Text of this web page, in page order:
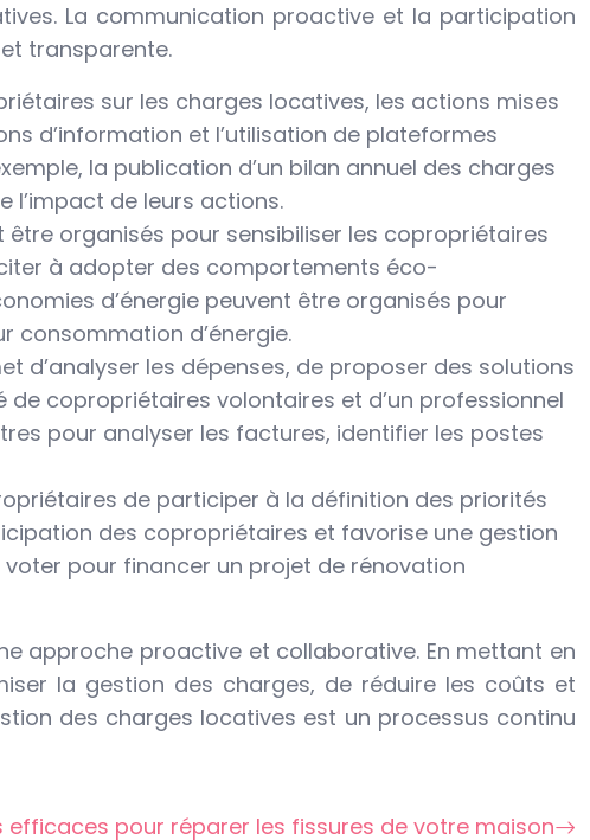
La communication proactive et la participation
transparente.
sur les charges locatives, les actions mises
d’information et l’utilisation de plateformes
la publication d’un bilan annuel des charges
l’impact de leurs actions.
organisés pour sensibiliser les copropriétaires
à adopter des comportements éco-
d’énergie peuvent être organisés pour
consommation d’énergie.
d’analyser les dépenses, de proposer des solutions
copropriétaires volontaires et d’un professionnel
pour analyser les factures, identifier les postes
de participer à la définition des priorités
des copropriétaires et favorise une gestion
pour financer un projet de rénovation
approche proactive et collaborative. En mettant en
la gestion des charges, de réduire les coûts et
des charges locatives est un processus continu
efficaces pour réparer les fissures de votre maison